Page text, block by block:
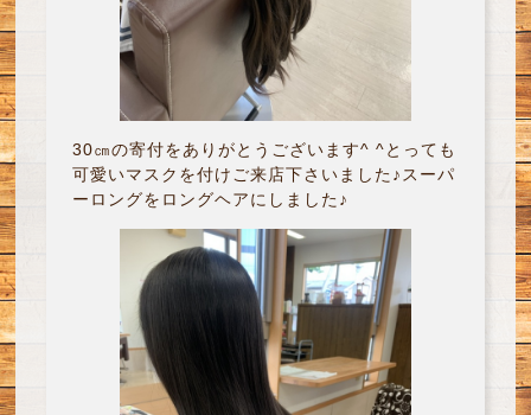
30㎝の寄付をありがとうございます^ ^とっても
可愛いマスクを付けご来店下さいました♪スーパ
ーロングをロングヘアにしました♪